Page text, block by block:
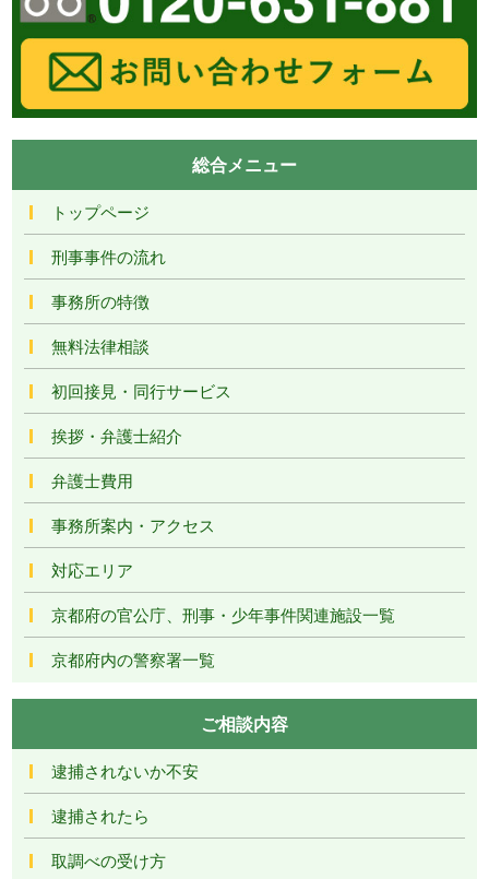
総合メニュー
トップページ
刑事事件の流れ
事務所の特徴
無料法律相談
初回接見・同行サービス
挨拶・弁護士紹介
弁護士費用
事務所案内・アクセス
対応エリア
京都府の官公庁、刑事・少年事件関連施設一覧
京都府内の警察署一覧
ご相談内容
逮捕されないか不安
逮捕されたら
取調べの受け方